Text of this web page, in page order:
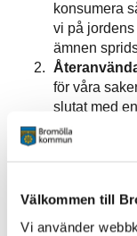
Välkommen till
Vi använder
konsumera
vi på
ämnen
för våra
slutat med
kan vara
Återanvänd
återbruk)